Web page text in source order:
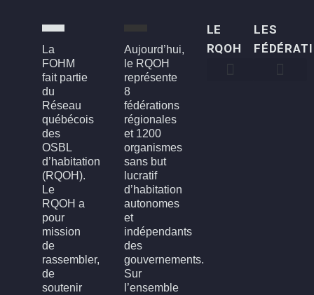
La
FOHM
fait partie
du
Réseau
québécois
des
OSBL
d’habitation
(RQOH).
Le
RQOH a
pour
mission
de
rassembler,
de
soutenir
Aujourd’hui,
le RQOH
représente
8
fédérations
régionales
et 1200
organismes
sans but
lucratif
d’habitation
autonomes
et
indépendants
des
gouvernements.
Sur
l’ensemble
LE
RQOH
LES